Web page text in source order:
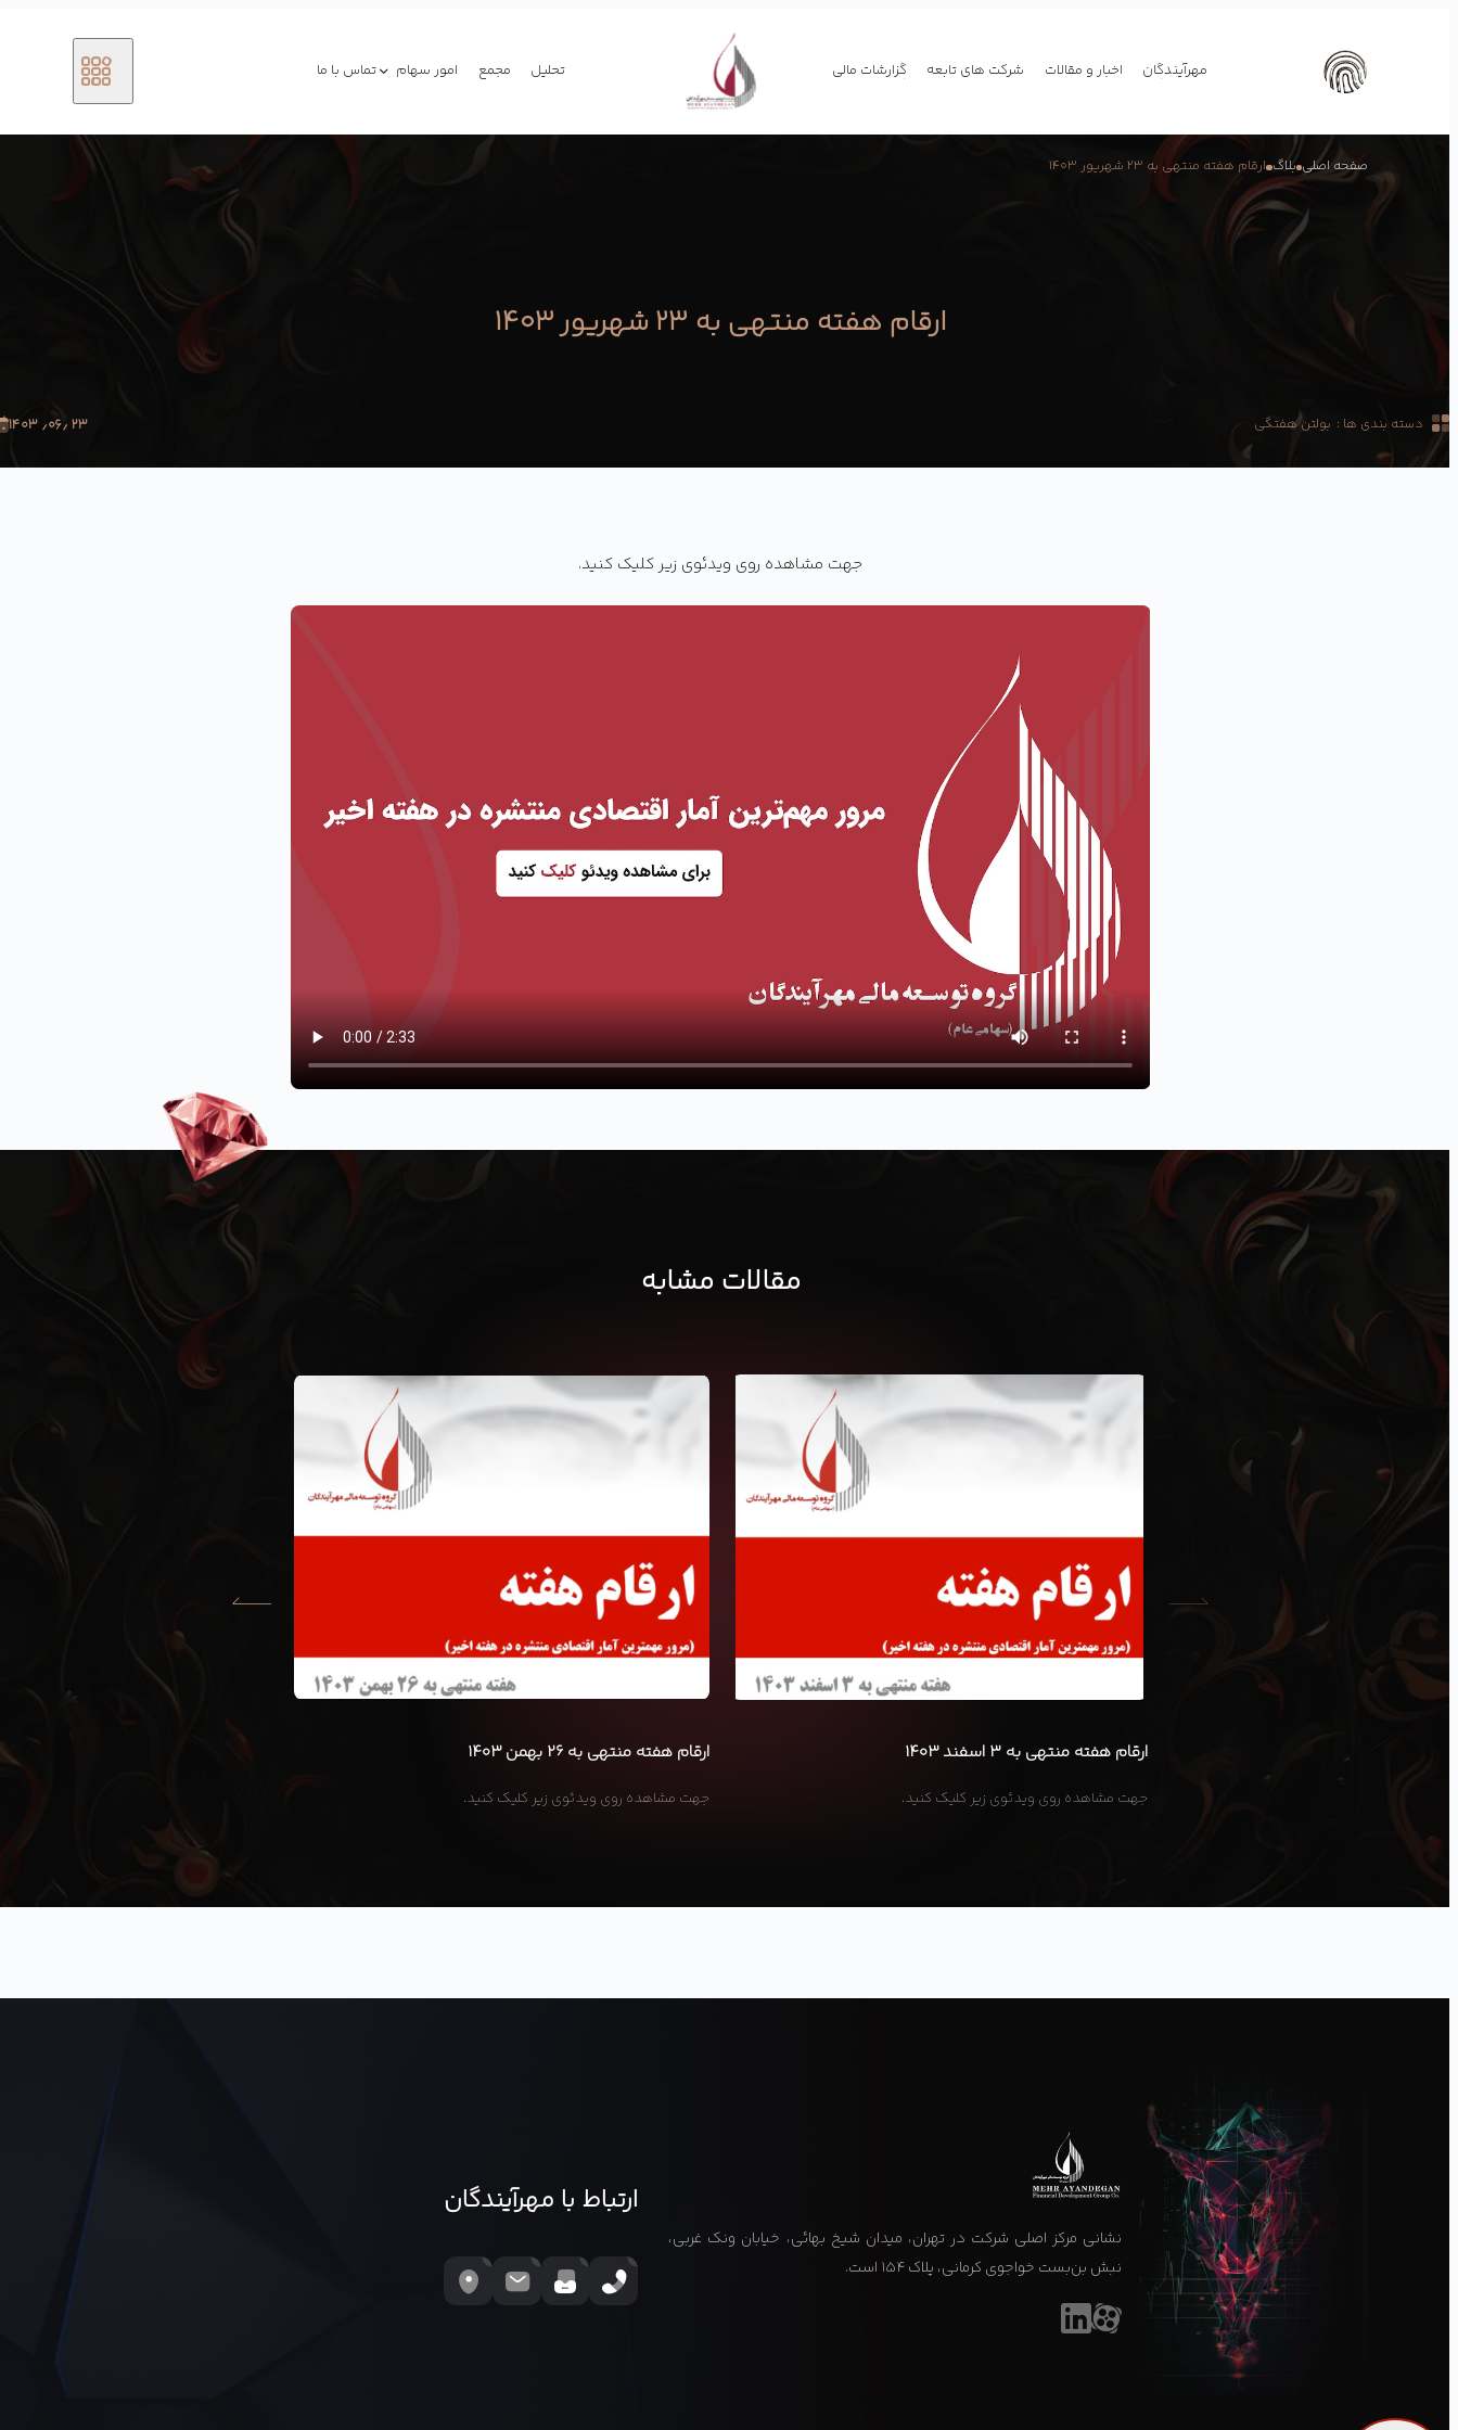
مهرآیندگان اخبار و مقالات شرکت های تابعه گزارشات مالی تحلیل مجمع امور سهام تماس با ما
صفحه اصلی بلاگ ارقام هفته منتهی به ۲۳ شهریور ۱۴۰۳
ارقام هفته منتهی به ۲۳ شهریور ۱۴۰۳
دسته بندی ها : بولتن هفتگی ۲۳ ٫۰۶٫ ۱۴۰۳
جهت مشاهده روی ویدئوی زیر کلیک کنید.
مقالات مشابه
۱۴۰۳-۱۲-۰۳
ارقام هفته منتهی به ۳ اسفند ۱۴۰۳
جهت مشاهده روی ویدئوی زیر کلیک کنید.
۱۴۰۳-۱۱-۲۶
ارقام هفته منتهی به ۲۶ بهمن ۱۴۰۳
جهت مشاهده روی ویدئوی زیر کلیک کنید.
نشانی مرکز اصلی شرکت در تهران، میدان شیخ بهائی، خیابان ونک غربی،
نبش بن‌بست خواجوی کرمانی، پلاک ۱۵۴ است.
ارتباط با مهرآیندگان
021-88066197
021-88067729
info@mehanfdg.ir